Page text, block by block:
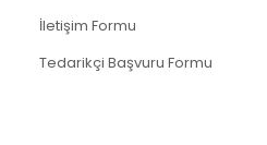
İletişim Formu
Tedarikçi Başvuru Formu